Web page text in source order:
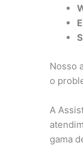
Nosso
o
A
gama